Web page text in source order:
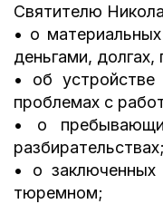
Святителю
• о
деньгами,
• об
проблемах с
• о
разбирательствах;
• о
тюремном;